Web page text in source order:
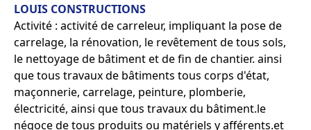
LOUIS CONSTRUCTIONS
Activité : activité de carreleur, impliquant la pose de
carrelage, la rénovation, le revêtement de tous sols,
le nettoyage de bâtiment et de fin de chantier. ainsi
que tous travaux de bâtiments tous corps d'état,
maçonnerie, carrelage, peinture, plomberie,
électricité, ainsi que tous travaux du bâtiment.le
négoce de tous produits ou matériels y afférents.et